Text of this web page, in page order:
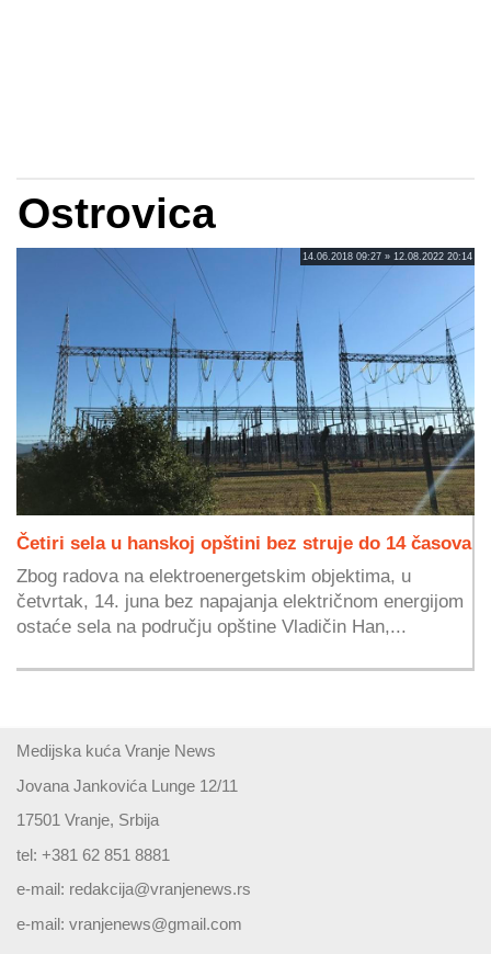
Ostrovica
14.06.2018 09:27 » 12.08.2022 20:14
Četiri sela u hanskoj opštini bez struje do 14 časova
Zbog radova na elektroenergetskim objektima, u
četvrtak, 14. juna bez napajanja električnom energijom
ostaće sela na području opštine Vladičin Han,...
Medijska kuća Vranje News
Jovana Jankovića Lunge 12/11
17501 Vranje, Srbija
tel: +381 62 851 8881
e-mail: redakcija@vranjenews.rs
e-mail: vranjenews@gmail.com